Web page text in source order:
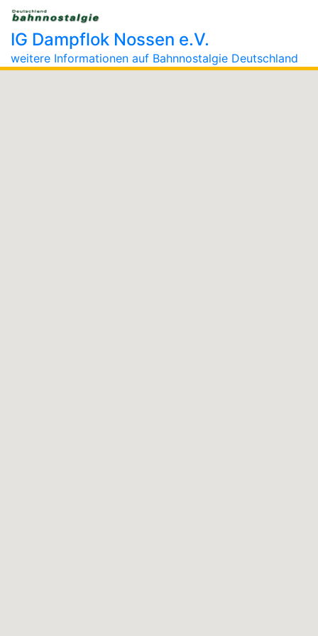
IG Dampflok Nossen e.V.
weitere Informationen auf Bahnnostalgie Deutschland